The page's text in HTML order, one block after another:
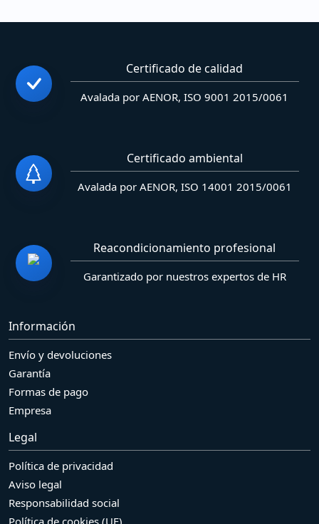
Certificado de calidad
Avalada por AENOR, ISO 9001 2015/0061
Certificado ambiental
Avalada por AENOR, ISO 14001 2015/0061
Reacondicionamiento profesional
Garantizado por nuestros expertos de HR
Información
Envío y devoluciones
Garantía
Formas de pago
Empresa
Legal
Política de privacidad
Aviso legal
Responsabilidad social
Política de cookies (UE)